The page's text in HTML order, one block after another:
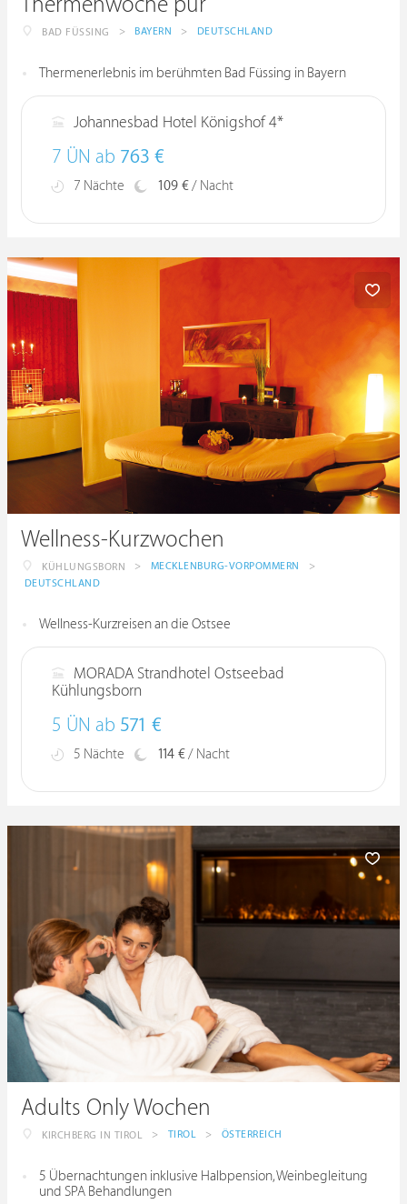
BAD FÜSSING > BAYERN > DEUTSCHLAND
Thermenerlebnis im berühmten Bad Füssing in Bayern
Johannesbad Hotel Königshof 4*
7 ÜN ab 763 €
7 Nächte 109 €/ Nacht
Wellness-Kurzwochen
KÜHLUNGSBORN > MECKLENBURG-VORPOMMERN
>
DEUTSCHLAND
Wellness-Kurzreisen an die Ostsee
MORADA Strandhotel Ostseebad
Kühlungsborn
5 ÜN ab 571 €
5 Nächte 114 €/ Nacht
Adults Only Wochen
KIRCHBERG IN TIROL > TIROL > ÖSTERREICH
5 Übernachtungen inklusive Halbpension, Weinbegleitung
und SPA Behandlungen